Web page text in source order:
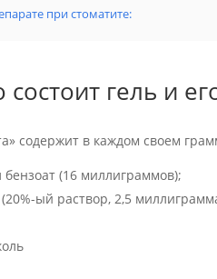
при стоматите:
состоит гель и
содержит в каждом своем
бензоат (16 миллиграммов);
ый раствор, 2,5